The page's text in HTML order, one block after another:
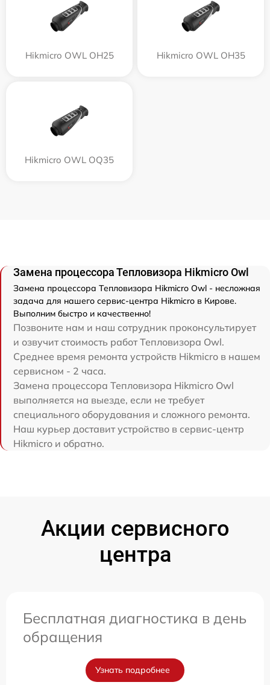
Hikmicro OWL OH25 Hikmicro OWL OH35
Hikmicro OWL OQ35
Замена процессора Тепловизора Hikmicro Owl
Замена процессора Тепловизора Hikmicro Owl - несложная
задача для нашего сервис-центра Hikmicro в Кирове.
Выполним быстро и качественно!
Позвоните нам и наш сотрудник проконсультирует
и озвучит стоимость работ Тепловизора Owl.
Среднее время ремонта устройств Hikmicro в нашем
сервисном - 2 часа.
Замена процессора Тепловизора Hikmicro Owl
выполняется на выезде, если не требует
специального оборудования и сложного ремонта.
Наш курьер доставит устройство в сервис-центр
Hikmicro и обратно.
Акции сервисного
центра
Бесплатная диагностика в день
обращения
Узнать подробнее